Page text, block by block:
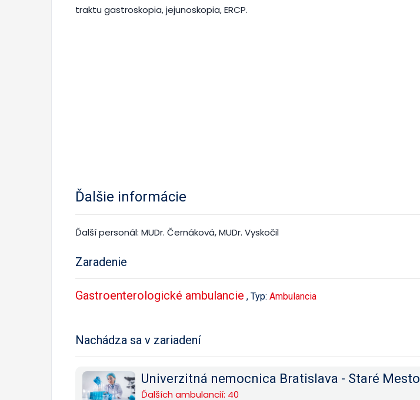
traktu gastroskopia, jejunoskopia, ERCP.
Ďalšie informácie
Ďalší personál: MUDr. Černáková, MUDr. Vyskočil
Zaradenie
Gastroenterologické ambulancie , Typ: Ambulancia
Nachádza sa v zariadení
Univerzitná nemocnica Bratislava - Staré Mesto
Ďalších ambulancií: 40